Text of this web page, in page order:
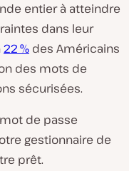
entier à atteindre
dans leur
22 % des Américains
des mots de
sécurisées.
de passe
gestionnaire de
prêt.